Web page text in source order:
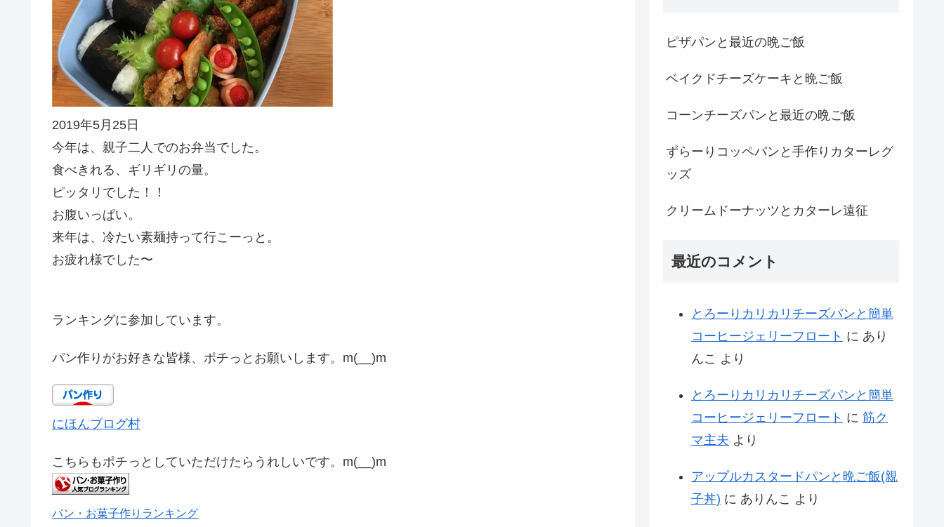
2019年5月25日
今年は、親子二人でのお弁当でした。
食べきれる、ギリギリの量。
ピッタリでした！！
お腹いっぱい。
来年は、冷たい素麺持って行こーっと。
お疲れ様でした〜
ランキングに参加しています。
パン作りがお好きな皆様、ポチっとお願いします。m(__)m
にほんブログ村
こちらもポチっとしていただけたらうれしいです。m(__)m
パン・お菓子作りランキング
ピザパンと最近の晩ご飯
ベイクドチーズケーキと晩ご飯
コーンチーズパンと最近の晩ご飯
ずらーりコッペパンと手作りカターレグ
ッズ
クリームドーナッツとカターレ遠征
最近のコメント
とろーりカリカリチーズパンと簡単
コーヒージェリーフロート に あり
んこ より
とろーりカリカリチーズパンと簡単
コーヒージェリーフロート に 筋ク
マ主夫 より
アップルカスタードパンと晩ご飯(親
子丼) に ありんこ より